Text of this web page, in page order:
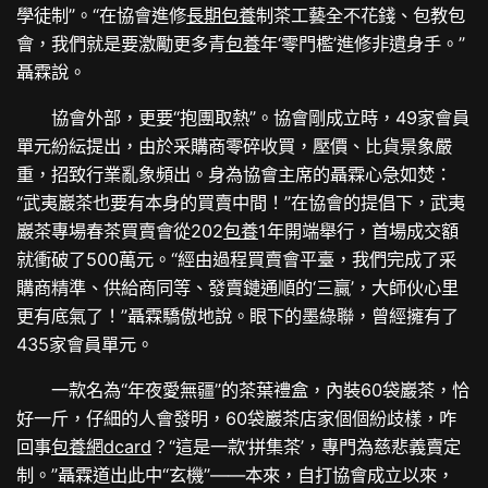
學徒制”。“在協會進修長期包養制茶工藝全不花錢、包教包
會，我們就是要激勵更多青包養年‘零門檻’進修非遺身手。”
聶霖說。
協會外部，更要“抱團取熱”。協會剛成立時，49家會員
單元紛紜提出，由於采購商零碎收買，壓價、比貨景象嚴
重，招致行業亂象頻出。身為協會主席的聶霖心急如焚：
“武夷巖茶也要有本身的買賣中間！”在協會的提倡下，武夷
巖茶專場春茶買賣會從202包養1年開端舉行，首場成交額
就衝破了500萬元。“經由過程買賣會平臺，我們完成了采
購商精準、供給商同等、發賣鏈通順的‘三贏’，大師伙心里
更有底氣了！”聶霖驕傲地說。眼下的墨綠聯，曾經擁有了
435家會員單元。
一款名為“年夜愛無疆”的茶葉禮盒，內裝60袋巖茶，恰
好一斤，仔細的人會發明，60袋巖茶店家個個紛歧樣，咋
回事包養網dcard ？“這是一款‘拼集茶’，專門為慈悲義賣定
制。”聶霖道出此中“玄機”——本來，自打協會成立以來，